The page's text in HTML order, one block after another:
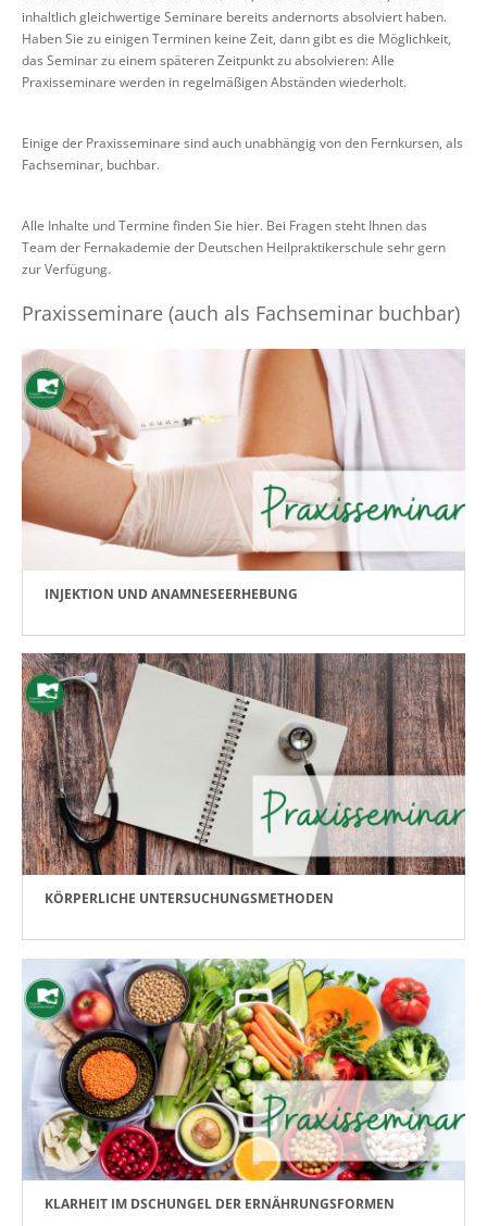
inhaltlich gleichwertige Seminare bereits andernorts absolviert haben.
Haben Sie zu einigen Terminen keine Zeit, dann gibt es die Möglichkeit,
das Seminar zu einem späteren Zeitpunkt zu absolvieren: Alle
Praxisseminare werden in regelmäßigen Abständen wiederholt.
Einige der Praxisseminare sind auch unabhängig von den Fernkursen, als
Fachseminar, buchbar.
Alle Inhalte und Termine finden Sie hier. Bei Fragen steht Ihnen das
Team der Fernakademie der Deutschen Heilpraktikerschule sehr gern
zur Verfügung.
Praxisseminare (auch als Fachseminar buchbar)
INJEKTION UND ANAMNESEERHEBUNG
KÖRPERLICHE UNTERSUCHUNGSMETHODEN
KLARHEIT IM DSCHUNGEL DER ERNÄHRUNGSFORMEN